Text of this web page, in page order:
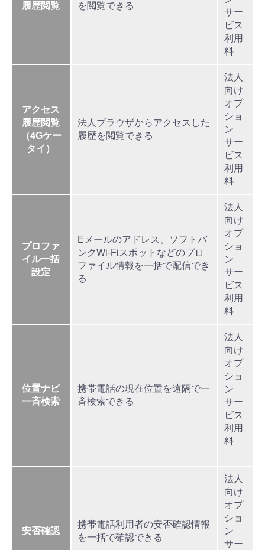
履歴閲覧 を閲覧できる
サー
ビス
利用
料
アクセス
履歴閲覧
（4Gケー
タイ）
法人ブラウザからアクセスした
履歴を閲覧できる
法人
向け
オプ
ショ
ン
サー
ビス
利用
料
プロファ
イル一括
設定
Eメールのアドレス、ソフトバ
ンクWi-Fiスポットなどのプロ
ファイル情報を一括で配信でき
る
法人
向け
オプ
ショ
ン
サー
ビス
利用
料
位置ナビ
一斉検索
携帯電話の現在位置を遠隔で一
斉検索できる
法人
向け
オプ
ショ
ン
サー
ビス
利用
料
安否確認
携帯電話利用者の安否確認情報
を一括で確認できる
法人
向け
オプ
ショ
ン
サー